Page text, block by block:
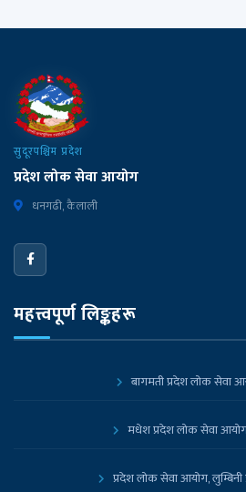
सुदूरपश्चिम प्रदेश
प्रदेश लोक सेवा आयोग
धनगढी, कैलाली
महत्त्वपूर्ण लिङ्कहरू
बागमती प्रदेश लोक सेवा
मधेश प्रदेश लोक सेवा
प्रदेश लोक सेवा आयोग, लुम्बिनी